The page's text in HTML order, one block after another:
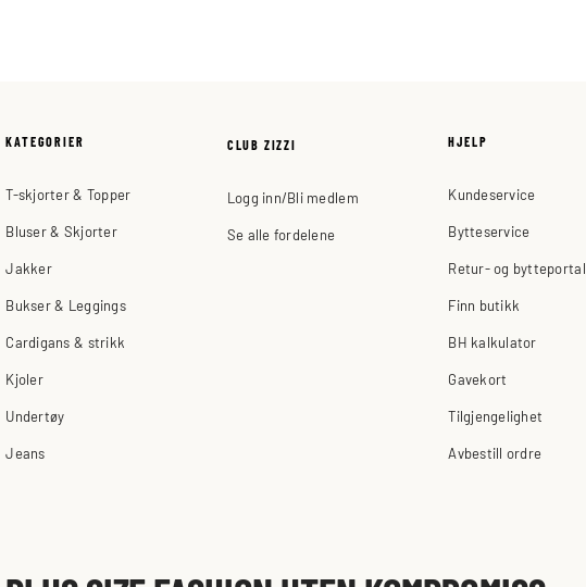
KATEGORIER
T-skjorter & Topper
Bluser & Skjorter
Jakker
Bukser & Leggings
Cardigans & strikk
Kjoler
Undertøy
Jeans
CLUB ZIZZI
Logg inn/Bli medlem
Se alle fordelene
HJELP
Kundeservice
Bytteservice
Retur- og bytteportal
Finn butikk
BH kalkulator
Gavekort
Tilgjengelighet
Avbestill ordre